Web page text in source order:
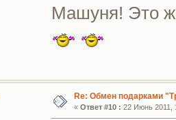
Машуня! Это
Re: Обмен подарками
« Ответ #10 : 22 Июнь 2011,